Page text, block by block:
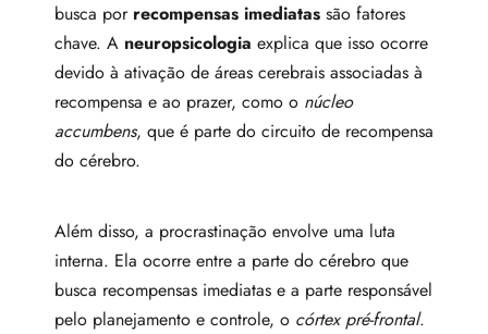
busca por recompensas imediatas são fatores
chave. A neuropsicologia explica que isso ocorre
devido à ativação de áreas cerebrais associadas à
recompensa e ao prazer, como o núcleo
accumbens, que é parte do circuito de recompensa
do cérebro.
Além disso, a procrastinação envolve uma luta
interna. Ela ocorre entre a parte do cérebro que
busca recompensas imediatas e a parte responsável
pelo planejamento e controle, o córtex pré-frontal.